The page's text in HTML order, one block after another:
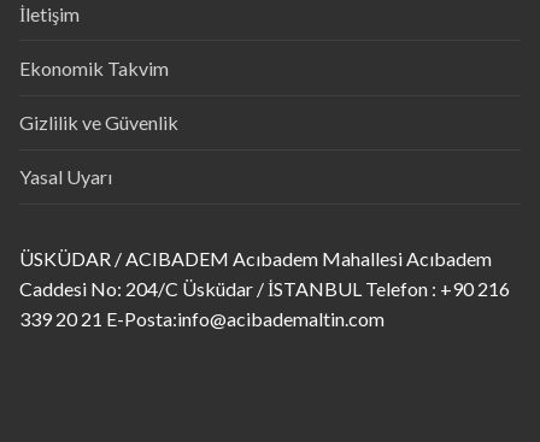
İletişim
Ekonomik Takvim
Gizlilik ve Güvenlik
Yasal Uyarı
ÜSKÜDAR / ACIBADEM Acıbadem Mahallesi Acıbadem
Caddesi No: 204/C Üsküdar / İSTANBUL Telefon : +90 216
339 20 21 E-Posta:info@acibademaltin.com